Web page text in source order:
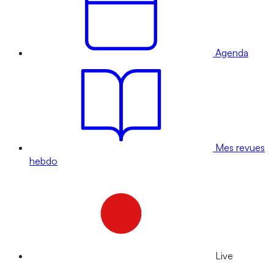
Agenda
Mes revues
hebdo
Live